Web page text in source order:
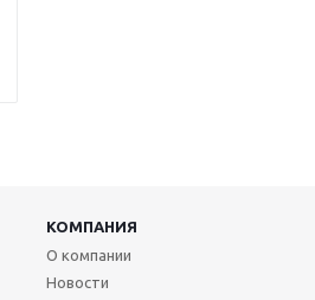
КОМПАНИЯ
О компании
Новости